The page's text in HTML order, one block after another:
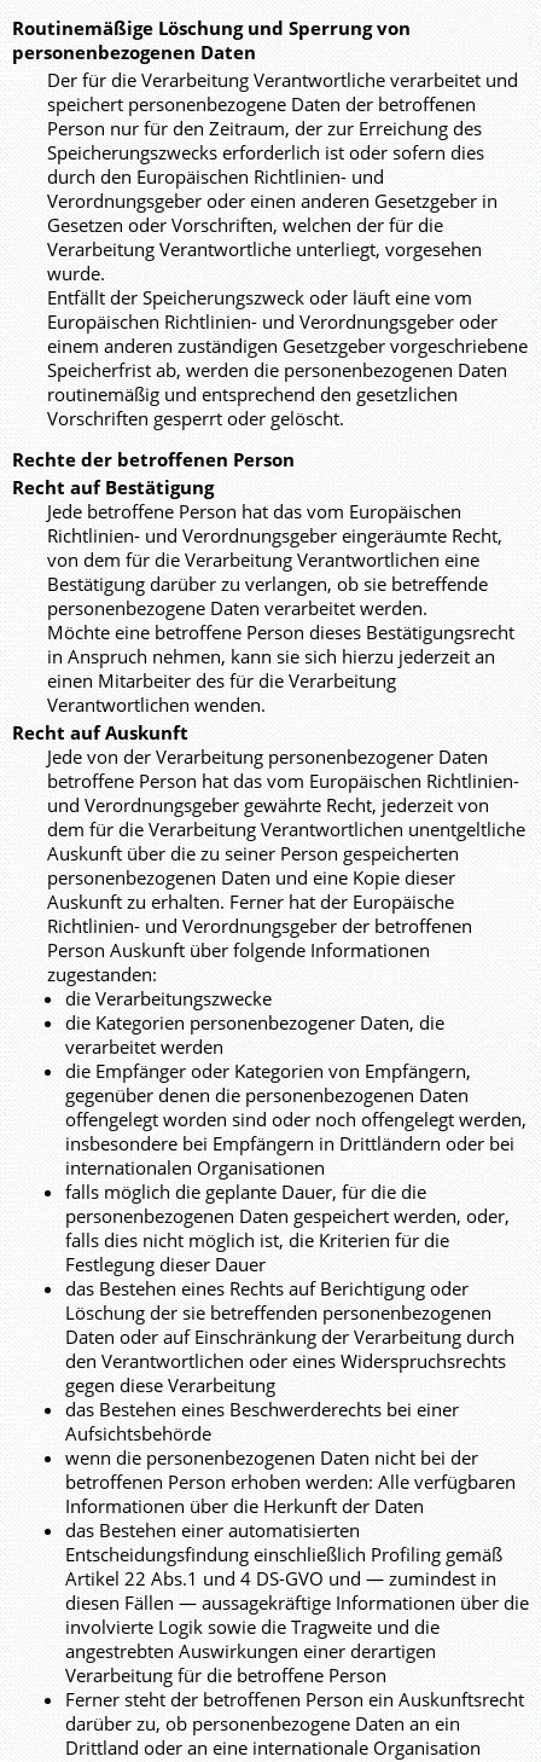
Routinemäßige Löschung und Sperrung von
personenbezogenen Daten
Der für die Verarbeitung Verantwortliche verarbeitet und
speichert personenbezogene Daten der betroffenen
Person nur für den Zeitraum, der zur Erreichung des
Speicherungszwecks erforderlich ist oder sofern dies
durch den Europäischen Richtlinien- und
Verordnungsgeber oder einen anderen Gesetzgeber in
Gesetzen oder Vorschriften, welchen der für die
Verarbeitung Verantwortliche unterliegt, vorgesehen
wurde.
Entfällt der Speicherungszweck oder läuft eine vom
Europäischen Richtlinien- und Verordnungsgeber oder
einem anderen zuständigen Gesetzgeber vorgeschriebene
Speicherfrist ab, werden die personenbezogenen Daten
routinemäßig und entsprechend den gesetzlichen
Vorschriften gesperrt oder gelöscht.
Rechte der betroffenen Person
Recht auf Bestätigung
Jede betroffene Person hat das vom Europäischen
Richtlinien- und Verordnungsgeber eingeräumte Recht,
von dem für die Verarbeitung Verantwortlichen eine
Bestätigung darüber zu verlangen, ob sie betreffende
personenbezogene Daten verarbeitet werden.
Möchte eine betroffene Person dieses Bestätigungsrecht
in Anspruch nehmen, kann sie sich hierzu jederzeit an
einen Mitarbeiter des für die Verarbeitung
Verantwortlichen wenden.
Recht auf Auskunft
Jede von der Verarbeitung personenbezogener Daten
betroffene Person hat das vom Europäischen Richtlinien-
und Verordnungsgeber gewährte Recht, jederzeit von
dem für die Verarbeitung Verantwortlichen unentgeltliche
Auskunft über die zu seiner Person gespeicherten
personenbezogenen Daten und eine Kopie dieser
Auskunft zu erhalten. Ferner hat der Europäische
Richtlinien- und Verordnungsgeber der betroffenen
Person Auskunft über folgende Informationen
zugestanden:
die Verarbeitungszwecke
die Kategorien personenbezogener Daten, die
verarbeitet werden
die Empfänger oder Kategorien von Empfängern,
gegenüber denen die personenbezogenen Daten
offengelegt worden sind oder noch offengelegt werden,
insbesondere bei Empfängern in Drittländern oder bei
internationalen Organisationen
falls möglich die geplante Dauer, für die die
personenbezogenen Daten gespeichert werden, oder,
falls dies nicht möglich ist, die Kriterien für die
Festlegung dieser Dauer
das Bestehen eines Rechts auf Berichtigung oder
Löschung der sie betreffenden personenbezogenen
Daten oder auf Einschränkung der Verarbeitung durch
den Verantwortlichen oder eines Widerspruchsrechts
gegen diese Verarbeitung
das Bestehen eines Beschwerderechts bei einer
Aufsichtsbehörde
wenn die personenbezogenen Daten nicht bei der
betroffenen Person erhoben werden: Alle verfügbaren
Informationen über die Herkunft der Daten
das Bestehen einer automatisierten
Entscheidungsfindung einschließlich Profiling gemäß
Artikel 22 Abs.1 und 4 DS-GVO und — zumindest in
diesen Fällen — aussagekräftige Informationen über die
involvierte Logik sowie die Tragweite und die
angestrebten Auswirkungen einer derartigen
Verarbeitung für die betroffene Person
Ferner steht der betroffenen Person ein Auskunftsrecht
darüber zu, ob personenbezogene Daten an ein
Drittland oder an eine internationale Organisation